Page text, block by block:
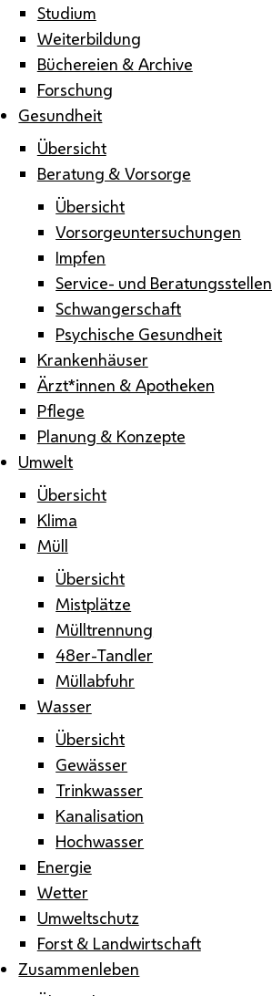
Studium
Weiterbildung
Büchereien & Archive
Forschung
Gesundheit
Übersicht
Beratung & Vorsorge
Übersicht
Vorsorgeuntersuchungen
Impfen
Service- und Beratungsstellen
Schwangerschaft
Psychische Gesundheit
Krankenhäuser
Ärzt*innen & Apotheken
Pflege
Planung & Konzepte
Umwelt
Übersicht
Klima
Müll
Übersicht
Mistplätze
Mülltrennung
48er-Tandler
Müllabfuhr
Wasser
Übersicht
Gewässer
Trinkwasser
Kanalisation
Hochwasser
Energie
Wetter
Umweltschutz
Forst & Landwirtschaft
Zusammenleben